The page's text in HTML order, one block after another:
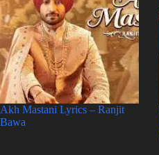
Akh Mastani Lyrics – Ranjit
Bawa